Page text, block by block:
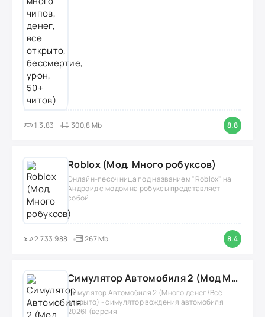
1.3.83 300,8 Mb 8.8
Roblox (Мод, Много робуксов)
Онлайн-песочница под названием "Roblox" на
Андроид с модом на робуксы представляет
собой
2.733.988 267 Mb 8.4
Симулятор Автомобиля 2 (Мод Много денег/Всё открыто)
Симулятор Автомобиля 2 (Много денег/Всё
открыто) - симулятор вождения автомобиля
2026! (версия